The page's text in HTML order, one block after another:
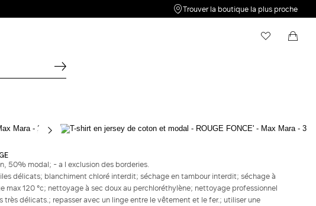
Trouver la boutique la plus proche
Rouge fonce'
129,00 €
50% modal; - a l exclusion des borderies.
délicats; blanchiment chloré interdit; séchage en tambour interdit; séchage à
max 120 °c; nettoyage à sec doux au perchloréthylène; nettoyage professionnel
délicats.; repasser avec un linge entre le vêtement et le fer.; utiliser une